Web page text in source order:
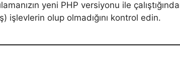
yeni PHP versiyonu ile
işlevlerin olup olmadığını kontrol edin.